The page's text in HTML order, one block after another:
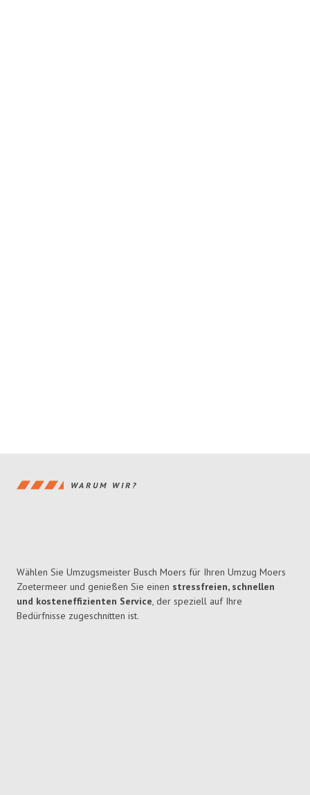
WARUM WIR?
Wählen Sie Umzugsmeister Busch Moers für Ihren Umzug Moers
Zoetermeer und genießen Sie einen stressfreien, schnellen
und kosteneffizienten Service, der speziell auf Ihre
Bedürfnisse zugeschnitten ist.